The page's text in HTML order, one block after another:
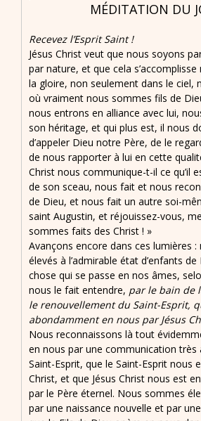
MÉDITATION DU
Recevez l’Esprit Saint !
Jésus Christ veut que nous soyons
par nature, et que cela
la gloire, non seulement dans le ciel,
où vraiment nous sommes fils de
nous entrons en alliance avec lui,
son héritage, et qui plus est, il nous
d’appeler Dieu notre Père, de le
de nous rapporter à lui en cette
Christ nous communique-t-il ce qu’il
de son sceau, nous fait et nous
de Dieu, et nous fait un autre soi-
saint Augustin, et réjouissez-vous,
sommes faits des Christ ! »
Avançons encore dans ces lumières
élevés à l’admirable état d’enfants
chose qui se passe en nos âmes,
nous le fait entendre, par le bain de
le renouvellement du Saint-Esprit,
abondamment en nous par Jésus
Nous reconnaissons là tout
en nous par une communication très
Saint-Esprit, que le Saint-Esprit nous
Christ, et que Jésus Christ nous est
par le Père éternel. Nous sommes
par une naissance nouvelle et par